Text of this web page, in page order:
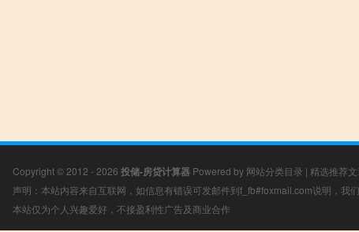
Copyright © 2012 - 2026 投储-房贷计算器 Powered by 网站分类目录 | 精选推荐
声明：本站内容来自互联网，如信息有错误可发邮件到f_fb#foxmail.com说明，我
本站仅为个人兴趣爱好，不接盈利性广告及商业合作